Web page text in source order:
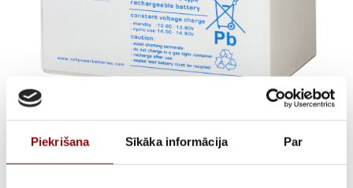
Piekrišana Sīkāka informācija Par
Akumulators Cellpower
CPC 38-12S, 12V 38Ah